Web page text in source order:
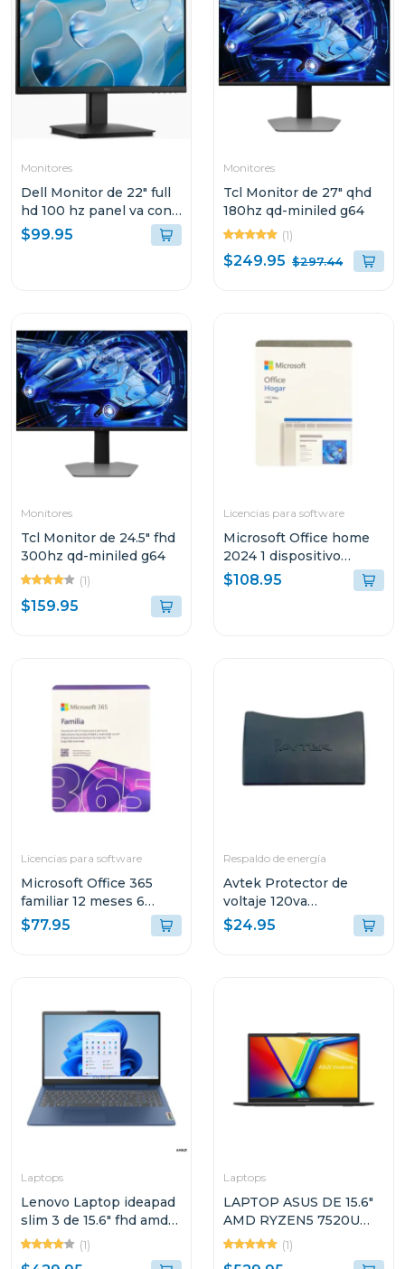
Monitores
Dell Monitor de 22" full
hd 100 hz panel va con
hdmi y vga
$99.95
Monitores
Tcl Monitor de 27" qhd
180hz qd-miniled g64
(1)
$249.95 $297.44
Monitores
Tcl Monitor de 24.5" fhd
300hz qd-miniled g64
(1)
$159.95
Licencias para software
Microsoft Office home
2024 1 dispositivo
pc/mac permanente
$108.95
Licencias para software
Microsoft Office 365
familiar 12 meses 6
dispositivos
$77.95
Respaldo de energía
Avtek Protector de
voltaje 120va
cortacorriente 3 tomas
pte-3t515
$24.95
Laptops
Lenovo Laptop ideapad
slim 3 de 15.6" fhd amd
ryzen 3 7320u de 512gb
ssd 15amn8
(1)
Laptops
LAPTOP ASUS DE 15.6"
AMD RYZEN5 7520U
512GB SSD 16GB RAM
VIVOBOOK GO E1504FA
(1)